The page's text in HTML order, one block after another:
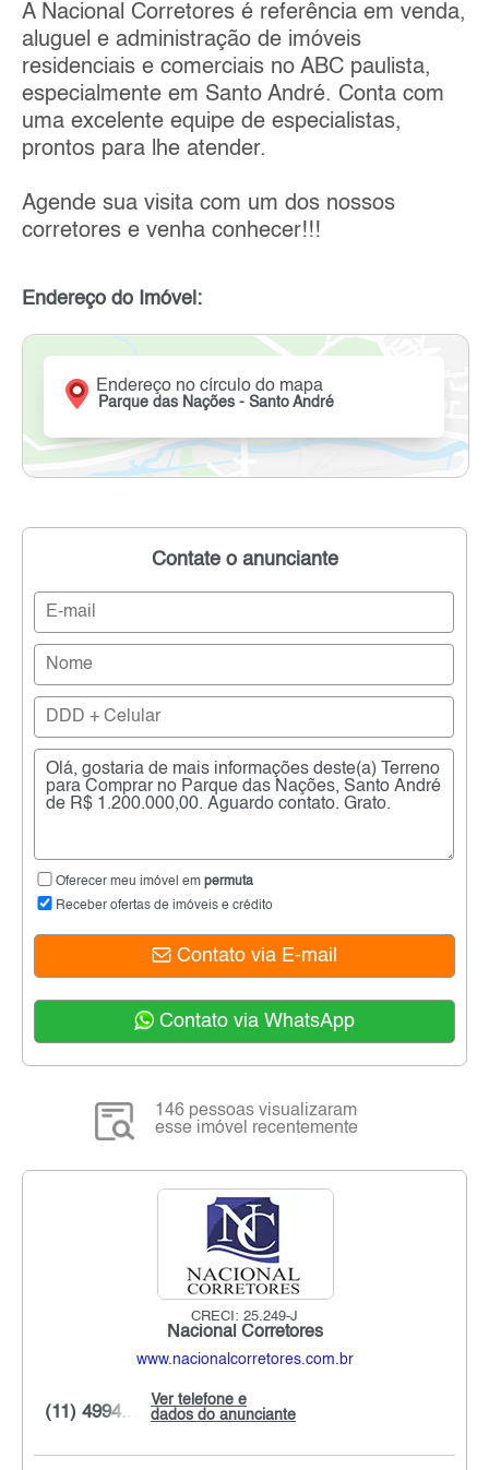
A Nacional Corretores é referência em venda,
aluguel e administração de imóveis
residenciais e comerciais no ABC paulista,
especialmente em Santo André. Conta com
uma excelente equipe de especialistas,
prontos para lhe atender.
Agende sua visita com um dos nossos
corretores e venha conhecer!!!
Endereço do Imóvel:
Endereço no círculo do mapa
Parque das Nações - Santo André
Contate o anunciante
Oferecer meu imóvel em permuta
Receber ofertas de imóveis e crédito
Contato via E-mail
Contato via WhatsApp
146 pessoas visualizaram
esse imóvel recentemente
CRECI: 25.249-J
Nacional Corretores
www.nacionalcorretores.com.br
Ver telefone e
dados do anunciante
(11) 4994...